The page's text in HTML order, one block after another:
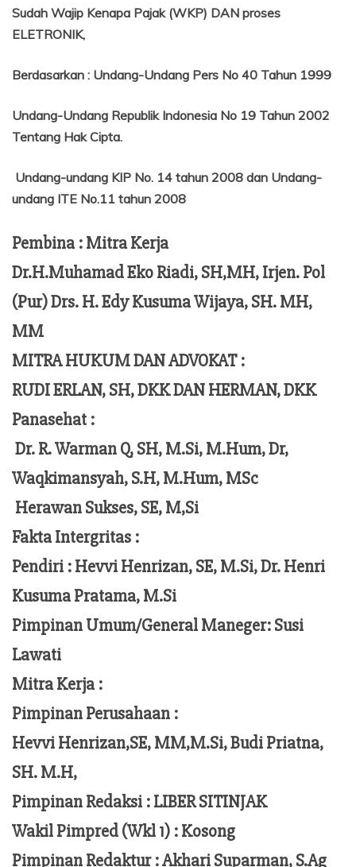
Sudah Wajip Kenapa Pajak (WKP) DAN proses
ELETRONIK,
Berdasarkan : Undang-Undang Pers No 40 Tahun 1999
Undang-Undang Republik Indonesia No 19 Tahun 2002
Tentang Hak Cipta.
Undang-undang KIP No. 14 tahun 2008 dan Undang-
undang ITE No.11 tahun 2008
Pembina : Mitra Kerja
Dr.H.Muhamad Eko Riadi, SH,MH, Irjen. Pol
(Pur) Drs. H. Edy Kusuma Wijaya, SH. MH,
MM
MITRA HUKUM DAN ADVOKAT :
RUDI ERLAN, SH, DKK DAN HERMAN, DKK
Panasehat :
Dr. R. Warman Q, SH, M.Si, M.Hum,Dr,
Waqkimansyah, S.H, M.Hum, MSc
Herawan Sukses, SE, M,Si
Fakta Intergritas :
Pendiri :Hevvi Henrizan, SE, M.Si, Dr. Henri
Kusuma Pratama, M.Si
Pimpinan Umum/General Maneger:Susi
Lawati
Mitra Kerja :
Pimpinan Perusahaan :
Hevvi Henrizan,SE, MM,M.Si,Budi Priatna,
SH. M.H,
Pimpinan Redaksi :LIBER SITINJAK
Wakil Pimpred (Wkl 1) : Kosong
Pimpinan Redaktur :Akhari Suparman, S.Ag